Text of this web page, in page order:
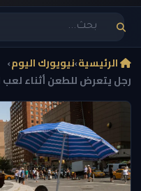
الرئيسية›نيويورك اليوم›
رجل يتعرض للطعن أثناء